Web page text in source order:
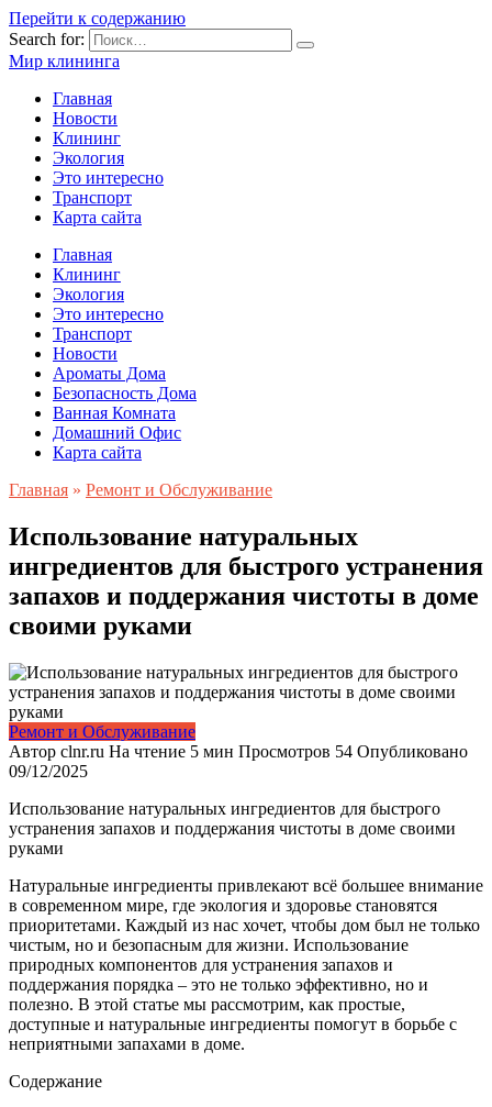
Перейти к содержанию
Search for:
Мир клининга
Главная
Новости
Клининг
Экология
Это интересно
Транспорт
Карта сайта
Главная
Клининг
Экология
Это интересно
Транспорт
Новости
Ароматы Дома
Безопасность Дома
Ванная Комната
Домашний Офис
Карта сайта
Главная » Ремонт и Обслуживание
Использование натуральных
ингредиентов для быстрого устранения
запахов и поддержания чистоты в доме
своими руками
Ремонт и Обслуживание
Автор clnr.ru На чтение 5 мин Просмотров 54 Опубликовано
09/12/2025
Использование натуральных ингредиентов для быстрого
устранения запахов и поддержания чистоты в доме своими
руками
Натуральные ингредиенты привлекают всё большее внимание
в современном мире, где экология и здоровье становятся
приоритетами. Каждый из нас хочет, чтобы дом был не только
чистым, но и безопасным для жизни. Использование
природных компонентов для устранения запахов и
поддержания порядка – это не только эффективно, но и
полезно. В этой статье мы рассмотрим, как простые,
доступные и натуральные ингредиенты помогут в борьбе с
неприятными запахами в доме.
Содержание